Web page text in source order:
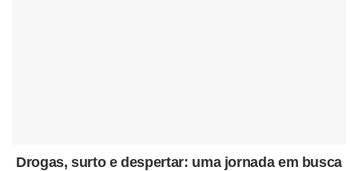
Drogas, surto e despertar: uma jornada em busca